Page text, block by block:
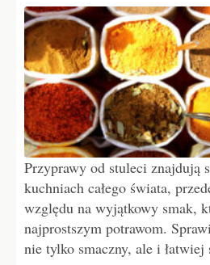
Przyprawy od stuleci znajdują
kuchniach całego świata,
względu na wyjątkowy smak,
najprostszym potrawom.
nie tylko smaczny, ale i łatwiej